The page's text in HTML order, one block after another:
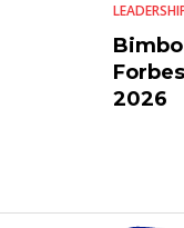
2026